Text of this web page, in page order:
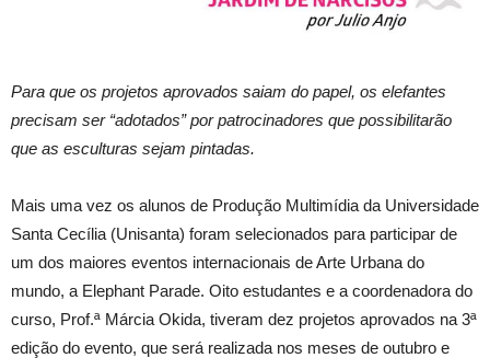
Para que os projetos aprovados saiam do papel, os elefantes
precisam ser “adotados” por patrocinadores que possibilitarão
que as esculturas sejam pintadas.
Mais uma vez os alunos de Produção Multimídia da Universidade
Santa Cecília (Unisanta) foram selecionados para participar de
um dos maiores eventos internacionais de Arte Urbana do
mundo, a Elephant Parade. Oito estudantes e a coordenadora do
curso, Prof.ª Márcia Okida, tiveram dez projetos aprovados na 3ª
edição do evento, que será realizada nos meses de outubro e